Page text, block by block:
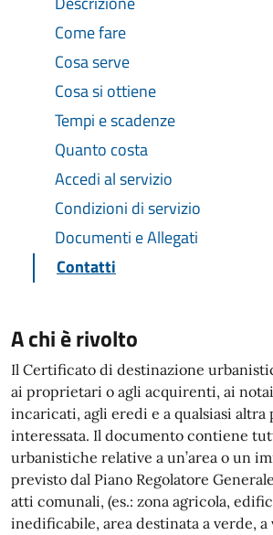
Come fare
Cosa serve
Cosa si ottiene
Tempi e scadenze
Quanto costa
Accedi al servizio
Condizioni di servizio
Documenti e Allegati
Contatti
A chi è rivolto
Il Certificato di destinazione
ai proprietari o agli acquirenti, ai
incaricati, agli eredi e a qualsiasi altra
interessata. Il documento contiene
urbanistiche relative a un’area o un
previsto dal Piano Regolatore
atti comunali, (es.: zona agricola,
inedificabile, area destinata a verde, a